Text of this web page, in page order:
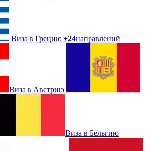
Виза в Грецию +24направлений
Виза в Австрию
Виза в Бельгию